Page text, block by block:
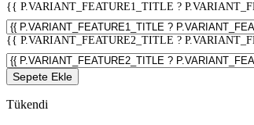
{{ P.VARIANT_FEATURE1_TITLE ?
{{ P.VARIANT_FEATURE2_TITLE ?
Sepete Ekle
Tükendi